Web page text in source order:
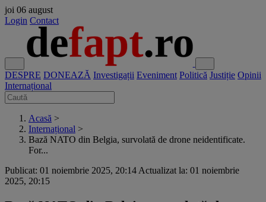
joi 06 august
Login Contact
DESPRE DONEAZĂ Investigații Eveniment Politică Justiție Opinii
Internațional
Acasă >
Internațional >
Bază NATO din Belgia, survolată de drone neidentificate.
For...
Publicat: 01 noiembrie 2025, 20:14 Actualizat la: 01 noiembrie
2025, 20:15